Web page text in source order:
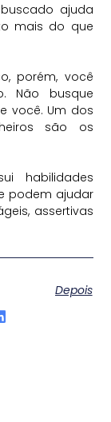
ajuda
mais do que
porém, você
Não busque
você. Um dos
são os
habilidades
podem ajudar
assertivas
Depois